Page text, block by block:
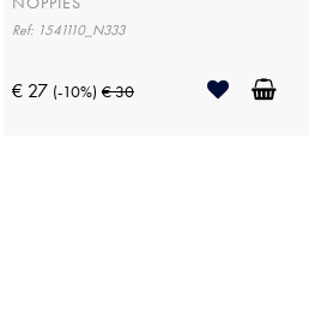
Ref: 1541110_N333
€ 27 (-10%) € 30